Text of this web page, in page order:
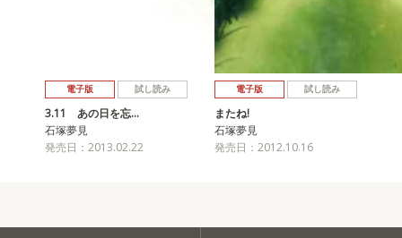
電子版 試し読み
3.11 あの日を忘…
石塚夢見
発売日：2013.02.22
電子版 試し読み
またね!
石塚夢見
発売日：2012.10.16